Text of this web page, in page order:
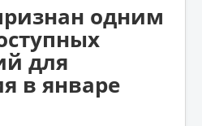
одним
для
в январе